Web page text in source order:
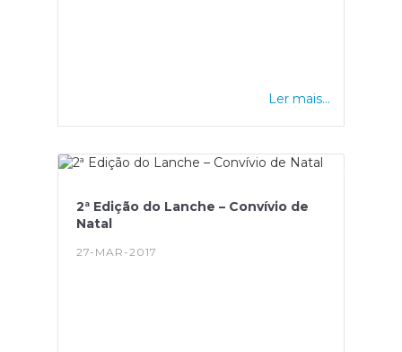
Ler mais...
2ª Edição do Lanche – Convívio de
Natal
27-MAR-2017